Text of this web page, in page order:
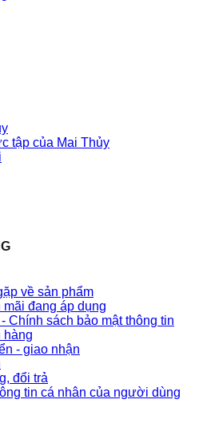
tập của Mai Thủy
về sản phẩm
đang áp dụng
Chính sách bảo mật thông tin
hàng
- giao nhận
đổi trả
tin cá nhân của người dùng